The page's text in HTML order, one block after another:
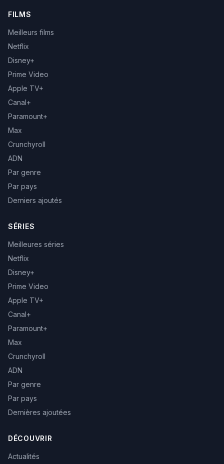
FILMS
Meilleurs films
Netflix
Disney+
Prime Video
Apple TV+
Canal+
Paramount+
Max
Crunchyroll
ADN
Par genre
Par pays
Derniers ajoutés
SÉRIES
Meilleures séries
Netflix
Disney+
Prime Video
Apple TV+
Canal+
Paramount+
Max
Crunchyroll
ADN
Par genre
Par pays
Dernières ajoutées
DÉCOUVRIR
Actualités